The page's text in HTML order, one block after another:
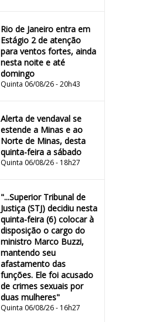
Rio de Janeiro entra em
Estágio 2 de atenção
para ventos fortes, ainda
nesta noite e até
domingo
Quinta 06/08/26 - 20h43
Alerta de vendaval se
estende a Minas e ao
Norte de Minas, desta
quinta-feira a sábado
Quinta 06/08/26 - 18h27
"...Superior Tribunal de
Justiça (STJ) decidiu nesta
quinta-feira (6) colocar à
disposição o cargo do
ministro Marco Buzzi,
mantendo seu
afastamento das
funções. Ele foi acusado
de crimes sexuais por
duas mulheres"
Quinta 06/08/26 - 16h27